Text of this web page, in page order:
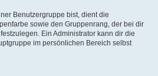
Benutzergruppe bist, dient die
sowie den Gruppenrang, der bei dir
Ein Administrator kann dir die
im persönlichen Bereich selbst